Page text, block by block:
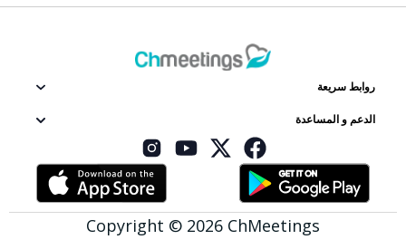
روابط سريعة
الدعم و المساعدة
Copyright © 2026 ChMeetings